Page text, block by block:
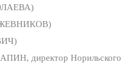
директор Норильского